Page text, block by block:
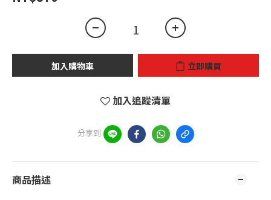
加入購物車 立即購買
加入追蹤清單
分享到
商品描述